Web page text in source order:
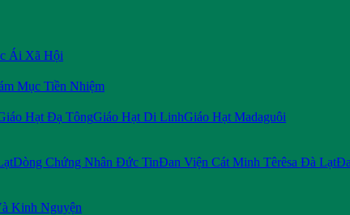
Ái Xã Hội
Mục Tiền Nhiệm
Hạt Đạ TôngGiáo Hạt Di LinhGiáo Hạt Madaguôi
Dòng Chứng Nhân Đức TinĐan Viện Cát Minh Têrêsa Đà Lạt
Kinh Nguyện